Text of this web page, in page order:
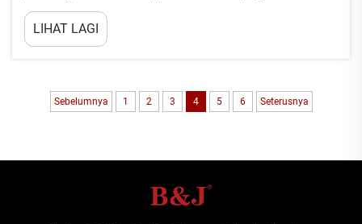
Apabila beroperasi dalam keadaan keras seperti kemudahan
pembuatan, loji kimia, atau pemasangan luar bangunan, pemilihan
produk yang betul...
LIHAT LAGI
Sebelumnya 1 2 3 4 5 6 Seterusnya